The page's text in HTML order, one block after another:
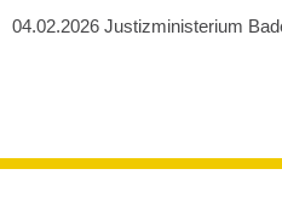
04.02.2026 Justizministerium